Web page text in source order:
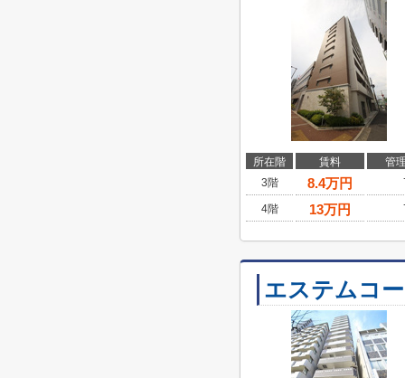
所在階 賃料
管
3階
8.4万円
4階 13万円
エステムコ